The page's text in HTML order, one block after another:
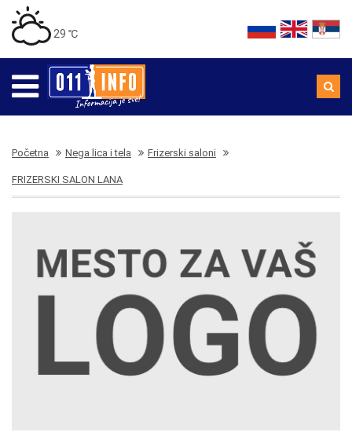
29 ℃
Početna Nega lica i tela Frizerski saloni
FRIZERSKI SALON LANA